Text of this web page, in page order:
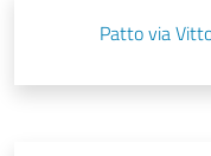
Patto via